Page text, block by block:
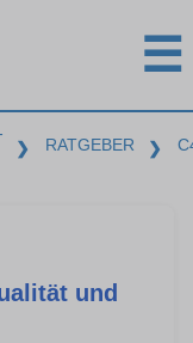
☰
❯ RATGEBER ❯
und